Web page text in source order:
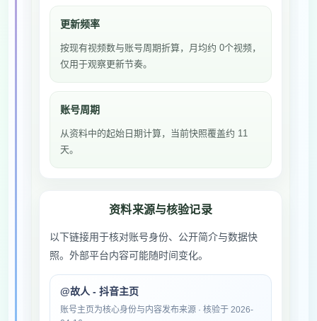
更新频率
按现有视频数与账号周期折算，月均约 0个视频，
仅用于观察更新节奏。
账号周期
从资料中的起始日期计算，当前快照覆盖约 11
天。
资料来源与核验记录
以下链接用于核对账号身份、公开简介与数据快
照。外部平台内容可能随时间变化。
@故人 - 抖音主页
账号主页为核心身份与内容发布来源 · 核验于 2026-